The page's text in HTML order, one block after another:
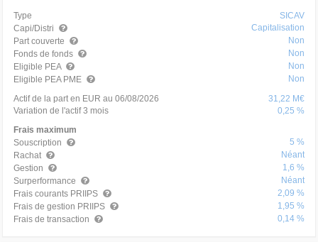
Type
SICAV
Capi/Distri
Capitalisation
Part couverte
Non
Fonds de fonds
Non
Eligible PEA
Non
Eligible PEA PME
Non
Actif de la part en EUR au 06/08/2026
31,22 M€
Variation de l'actif 3 mois
0,25 %
Frais maximum
Souscription
5 %
Rachat
Néant
Gestion
1,6 %
Surperformance
Néant
Frais courants PRIIPS
2,09 %
Frais de gestion PRIIPS
1,95 %
Frais de transaction
0,14 %